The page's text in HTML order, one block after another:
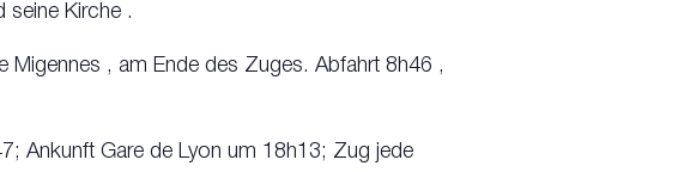
seine Kirche .
Migennes , am Ende des Zuges. Abfahrt 8h46 ,
Ankunft Gare de Lyon um 18h13; Zug jede